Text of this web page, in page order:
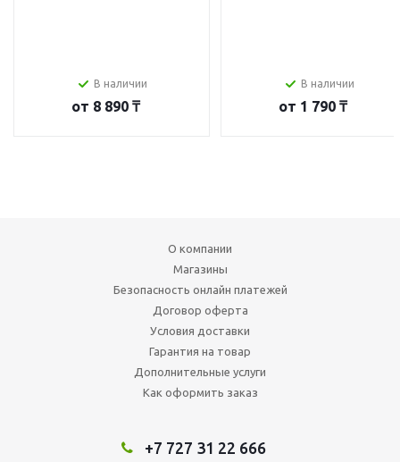
В наличии
от 8 890 ₸
В наличии
от 1 790 ₸
О компании
Магазины
Безопасность онлайн платежей
Договор оферта
Условия доставки
Гарантия на товар
Дополнительные услуги
Как оформить заказ
+7 727 31 22 666